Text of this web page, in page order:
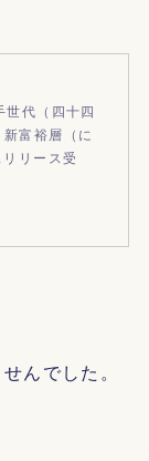
代（四十四
富裕層（に
リース受
んでした。